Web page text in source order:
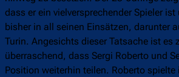
dass er ein vielversprechender Spieler
bisher in all seinen Einsätzen, darunter
Turin. Angesichts dieser Tatsache ist es
überraschend, dass Sergi Roberto und
Position weiterhin teilen. Roberto spielte